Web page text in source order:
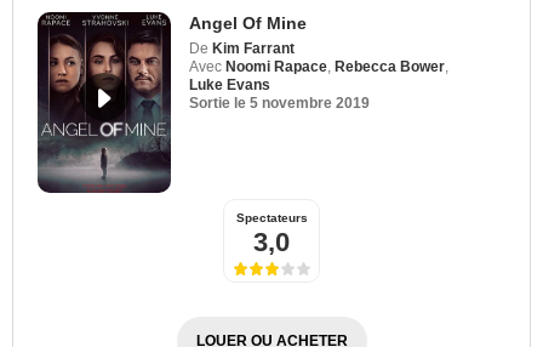
Angel Of Mine
De Kim Farrant
Avec Noomi Rapace Rebecca Bower
Luke Evans
Sortie le 5 novembre 2019
Spectateurs
3,0
LOUER OU ACHETER